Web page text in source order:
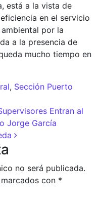
está a la vista de
en el servicio
por la
a la presencia de
mucho tiempo en
, Sección Puerto
entradas
Entran al
Jorge García
no será publicada.
con *